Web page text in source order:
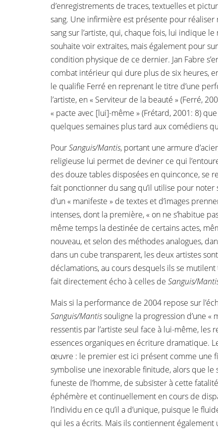
d’enregistrements de traces, textuelles et
sang. Une infirmière est présente pour
sang sur l’artiste, qui, chaque fois, lui indique le
souhaite voir extraites, mais également pour
condition physique de ce dernier. Jan Fabre
combat intérieur qui dure plus de six heures,
le qualifie Ferré en reprenant le titre d’une
l’artiste, en « Serviteur de la beauté » (Ferré,
« pacte avec [lui]-même » (Frétard, 2001: 8)
quelques semaines plus tard aux comédiens
PourSanguis/Mantis, portant une armure
religieuse lui permet de deviner ce qui
des douze tables disposées en quinconce, se
fait ponctionner du sang qu’il utilise pour
d’un « manifeste » de textes et d’images
intenses, dont la première, « on ne s’habitue
même temps la destinée de certains actes,
nouveau, et selon des méthodes analogues,
dans un cube transparent, les deux artistes
déclamations, au cours desquels ils se
fait directement écho à celles de Sanguis/
Mais si la performance de 2004 repose sur
Sanguis/Mantissouligne la progression d’une «
ressentis par l’artiste seul face à lui-même,
essences organiques en écriture dramatique.
œuvre : le premier est ici présent comme une
symbolise une inexorable finitude, alors que
funeste de l’homme, de subsister à cette
éphémère et continuellement en cours de
l’individu en ce qu’il a d’unique, puisque le
qui les a écrits. Mais ils contiennent également